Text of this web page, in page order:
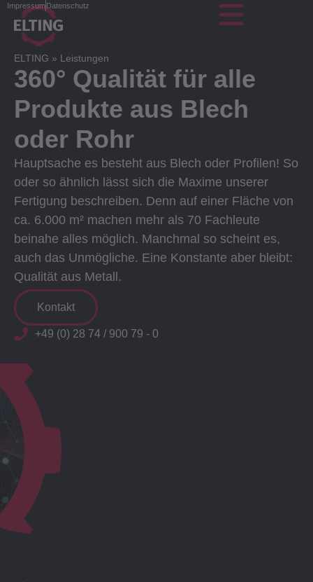
ImpressumDatenschutz
ELTING » Leistungen
360° Qualität für alle
Produkte aus Blech
oder Rohr
Hauptsache es besteht aus Blech oder Profilen! So
oder so ähnlich lässt sich die Maxime unserer
Fertigung beschreiben. Denn auf einer Fläche von
ca. 6.000 m² machen mehr als 70 Fachleute
beinahe alles möglich. Manchmal so scheint es,
auch das Unmögliche. Eine Konstante aber bleibt:
Qualität aus Metall.
Kontakt
+49 (0) 28 74 / 900 79 - 0